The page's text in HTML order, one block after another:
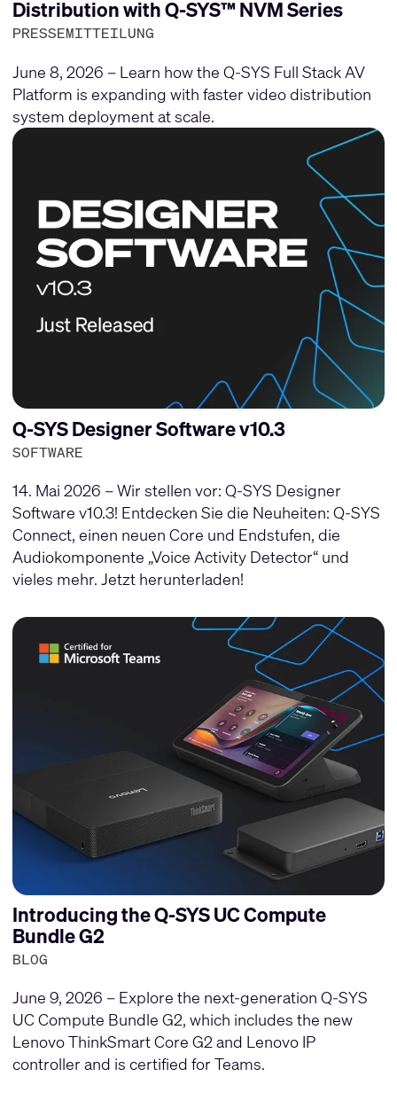
Distribution with Q-SYS™ NVM Series
PRESSEMITTEILUNG
June 8, 2026 – Learn how the Q-SYS Full Stack AV
Platform is expanding with faster video distribution
system deployment at scale.
Q-SYS Designer Software v10.3
SOFTWARE
14. Mai 2026 – Wir stellen vor: Q-SYS Designer
Software v10.3! Entdecken Sie die Neuheiten: Q-SYS
Connect, einen neuen Core und Endstufen, die
Audiokomponente „Voice Activity Detector“ und
vieles mehr. Jetzt herunterladen!
Introducing the Q-SYS UC Compute
Bundle G2
BLOG
June 9, 2026 – Explore the next-generation Q-SYS
UC Compute Bundle G2, which includes the new
Lenovo ThinkSmart Core G2 and Lenovo IP
controller and is certified for Teams.